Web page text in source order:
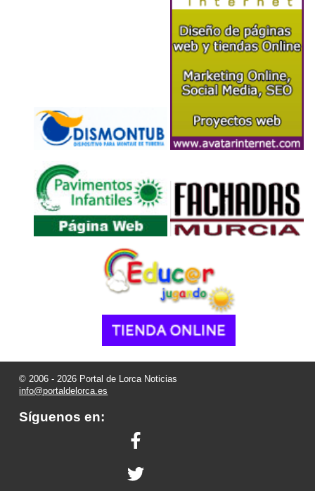
© 2006 - 2026 Portal de Lorca Noticias
info@portaldelorca.es
Síguenos en: